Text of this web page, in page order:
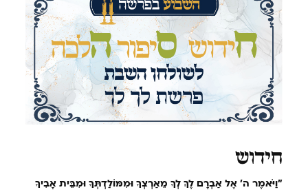
חידוש
"וַיֹּאמֶר ה' אֶל אַבְרָם לֶךְ לְךָ מֵאַרְצְךָ וּמִמּוֹלַדְתְּךָ וּמִבֵּית אָבִיךָ